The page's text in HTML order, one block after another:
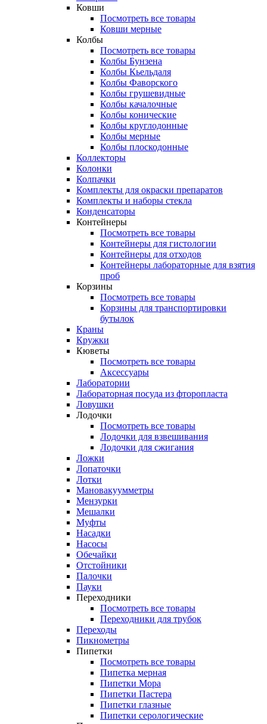
Ковши
Посмотреть все товары
Ковши мерные
Колбы
Посмотреть все товары
Колбы Бунзена
Колбы Кьельдаля
Колбы Фаворского
Колбы грушевидные
Колбы качалочные
Колбы конические
Колбы круглодонные
Колбы мерные
Колбы плоскодонные
Коллекторы
Колонки
Колпачки
Комплекты для окраски препаратов
Комплекты и наборы стекла
Конденсаторы
Контейнеры
Посмотреть все товары
Контейнеры для гистологии
Контейнеры для отходов
Контейнеры лабораторные для взятия
проб
Корзины
Посмотреть все товары
Корзины для транспортировки
бутылок
Краны
Кружки
Кюветы
Посмотреть все товары
Аксессуары
Лаборатории
Лабораторная посуда из фторопласта
Ловушки
Лодочки
Посмотреть все товары
Лодочки для взвешивания
Лодочки для сжигания
Ложки
Лопаточки
Лотки
Мановакуумметры
Мензурки
Мешалки
Муфты
Насадки
Насосы
Обечайки
Отстойники
Палочки
Пауки
Переходники
Посмотреть все товары
Переходники для трубок
Переходы
Пикнометры
Пипетки
Посмотреть все товары
Пипетка мерная
Пипетки Мора
Пипетки Пастера
Пипетки глазные
Пипетки серологические